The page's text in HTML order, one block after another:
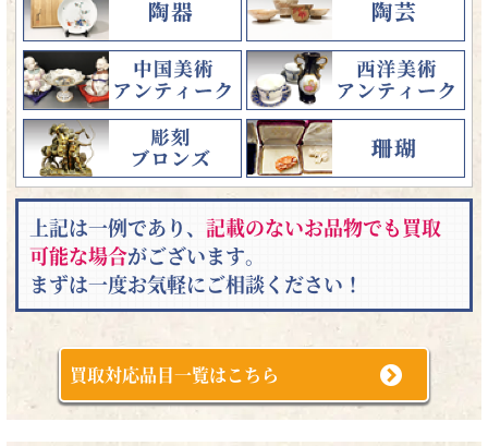
上記は一例であり、 記載のないお品物でも買取
可能な場合がございます。
まずは一度お気軽にご相談ください！
買取対応品目一覧はこちら